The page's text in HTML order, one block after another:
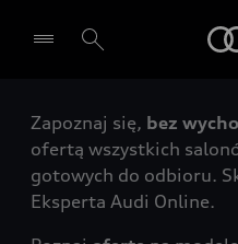
Wybierz Twojego
Zapoznaj się, bez
ofertą wszystkich
gotowych do odbioru.
Eksperta Audi Online.